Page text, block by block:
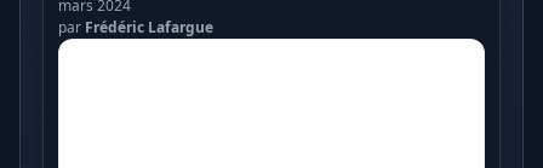
mars 2024
par Frédéric Lafargue